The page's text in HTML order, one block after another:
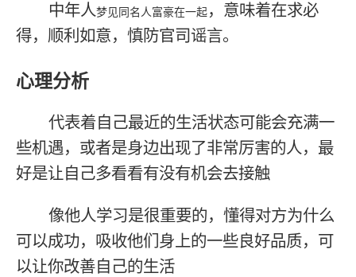
中年人梦见同名人富豪在一起，意味着在求必
得，顺利如意，慎防官司谣言。
心理分析
代表着自己最近的生活状态可能会充满一
些机遇，或者是身边出现了非常厉害的人，最
好是让自己多看看有没有机会去接触
像他人学习是很重要的，懂得对方为什么
可以成功，吸收他们身上的一些良好品质，可
以让你改善自己的生活